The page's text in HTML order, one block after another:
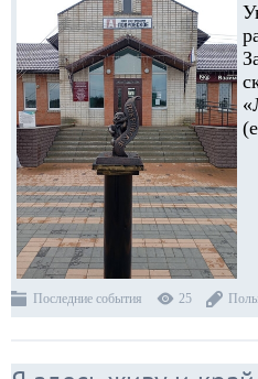
Последние события 25